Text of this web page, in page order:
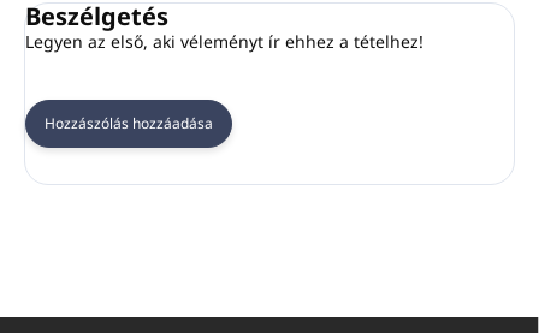
Beszélgetés
Legyen az első, aki véleményt ír ehhez a tételhez!
Hozzászólás hozzáadása